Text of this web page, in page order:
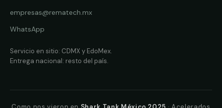
empresas@rematech.mx
WhatsApp
Servicio en sitio: CDMX y EdoMex.
Entrega nacional: resto del país.